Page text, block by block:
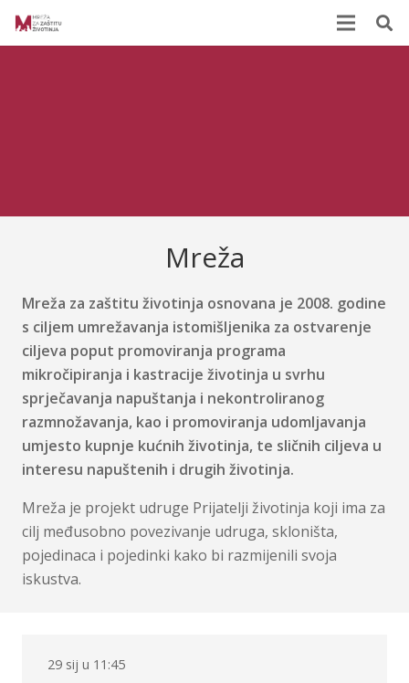
Mreža
Mreža za zaštitu životinja osnovana je 2008. godine
s ciljem umrežavanja istomišljenika za ostvarenje
ciljeva poput promoviranja programa
mikročipiranja i kastracije životinja u svrhu
sprječavanja napuštanja i nekontroliranog
razmnožavanja, kao i promoviranja udomljavanja
umjesto kupnje kućnih životinja, te sličnih ciljeva u
interesu napuštenih i drugih životinja.
Mreža je projekt udruge Prijatelji životinja koji ima za
cilj međusobno povezivanje udruga, skloništa,
pojedinaca i pojedinki kako bi razmijenili svoja
iskustva.
29 sij u 11:45